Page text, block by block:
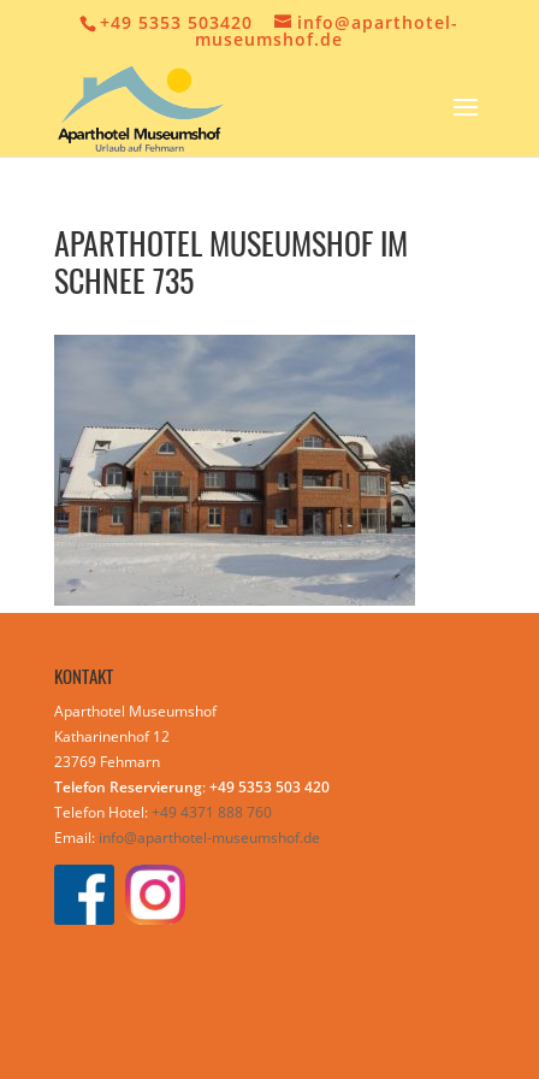
+49 5353 503420 info@aparthotel-
museumshof.de
APARTHOTEL MUSEUMSHOF IM
SCHNEE 735
KONTAKT
Aparthotel Museumshof
Katharinenhof 12
23769 Fehmarn
Telefon Reservierung:+49 5353 503 420
Telefon Hotel:+49 4371 888 760
Email: info@aparthotel-museumshof.de